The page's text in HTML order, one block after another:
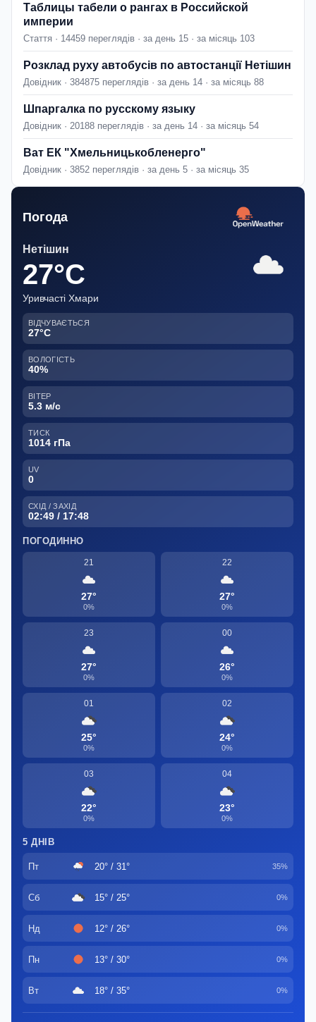
Таблицы табели о рангах в Российской
империи
Стаття · 14459 переглядів · за день 15 · за місяць 103
Розклад руху автобусів по автостанції Нетішин
Довідник · 384875 переглядів · за день 14 · за місяць 88
Шпаргалка по русскому языку
Довідник · 20188 переглядів · за день 14 · за місяць 54
Ват ЕК "Хмельницькобленерго"
Довідник · 3852 переглядів · за день 5 · за місяць 35
Погода
Нетішин
27°C
Уривчасті Хмари
ВІДЧУВАЄТЬСЯ
27°C
ВОЛОГІСТЬ
40%
ВІТЕР
5.3 м/с
ТИСК
1014 гПа
UV
0
СХІД / ЗАХІД
02:49 / 17:48
ПОГОДИННО
21
27°
0%
22
27°
0%
23
27°
0%
00
26°
0%
01
25°
0%
02
24°
0%
03
22°
0%
04
23°
0%
5 ДНІВ
Пт 20° / 31° 35%
Сб 15° / 25° 0%
Нд 12° / 26° 0%
Пн 13° / 30° 0%
Вт 18° / 35° 0%